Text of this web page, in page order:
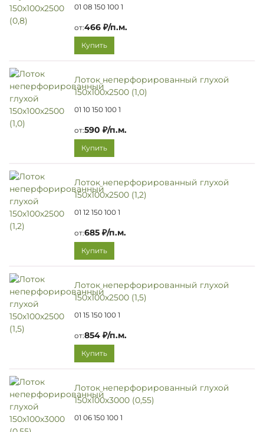
01 08 150 100 1
от:466 ₽/п.м.
Купить
Лоток неперфорированный глухой
150х100х2500 (1,0)
01 10 150 100 1
от:590 ₽/п.м.
Купить
Лоток неперфорированный глухой
150х100х2500 (1,2)
01 12 150 100 1
от:685 ₽/п.м.
Купить
Лоток неперфорированный глухой
150х100х2500 (1,5)
01 15 150 100 1
от:854 ₽/п.м.
Купить
Лоток неперфорированный глухой
150х100х3000 (0,55)
01 06 150 100 1